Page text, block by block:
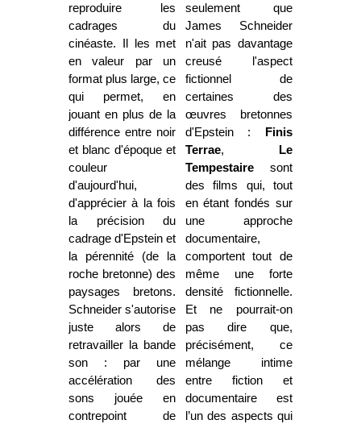
reproduire les
cadrages du
cinéaste. Il les met
en valeur par un
format plus large, ce
qui permet, en
jouant en plus de la
différence entre noir
et blanc d'époque et
couleur
d'aujourd'hui,
d'apprécier à la fois
la précision du
cadrage d'Epstein et
la pérennité (de la
roche bretonne) des
paysages bretons.
Schneider s'autorise
juste alors de
retravailler la bande
son : par une
accélération des
sons jouée en
contrepoint de
seulement que
James Schneider
n'ait pas davantage
creusé l'aspect
fictionnel de
certaines des
œuvres bretonnes
d'Epstein :
Finis
Terrae,
Le
Tempestairesont
des films qui, tout
en étant fondés sur
une approche
documentaire,
comportent tout de
même une forte
densité fictionnelle.
Et ne pourrait-on
pas dire que,
précisément, ce
mélange intime
entre fiction et
documentaire est
l’un des aspects qui